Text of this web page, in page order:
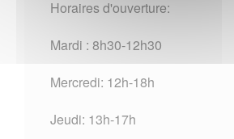
Horaires d'ouverture:
Mardi : 8h30-12h30
Mercredi: 12h-18h
Jeudi: 13h-17h